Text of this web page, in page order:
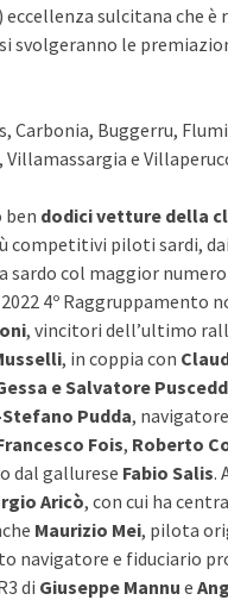
eccellenza sulcitana che
svolgeranno le
Carbonia, Buggerru,
Villamassargia e
ben dodici vetture della
competitivi piloti sardi,
sardo col maggior
4º Raggruppamento
, vincitori dell’ultimo
, in coppia con
e Salvatore
Pudda,
Fois, Roberto
dal gallurese Fabio Salis.
Aricò, con cui ha
Maurizio Mei, pilota
navigatore e fiduciario
di Giuseppe Mannu e